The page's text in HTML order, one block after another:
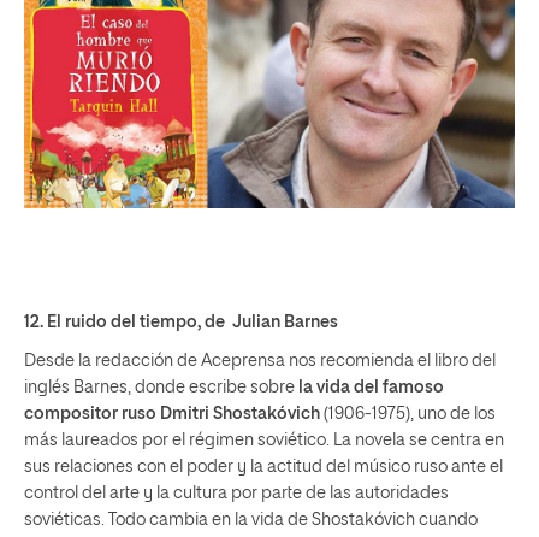
12. El ruido del tiempo, de Julian Barnes
Desde la redacción de Aceprensa nos recomienda el libro del
inglés Barnes, donde escribe sobre la vida del famoso
compositor ruso Dmitri Shostakóvich (1906-1975), uno de los
más laureados por el régimen soviético. La novela se centra en
sus relaciones con el poder y la actitud del músico ruso ante el
control del arte y la cultura por parte de las autoridades
soviéticas. Todo cambia en la vida de Shostakóvich cuando